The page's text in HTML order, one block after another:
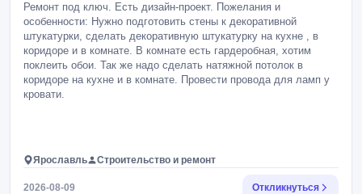
Ремонт под ключ. Есть дизайн-проект. Пожелания и
особенности: Нужно подготовить стены к декоративной
штукатурки, сделать декоративную штукатурку на кухне , в
коридоре и в комнате. В комнате есть гардеробная, хотим
поклеить обои. Так же надо сделать натяжной потолок в
коридоре на кухне и в комнате. Провести провода для ламп у
кровати.
Ярославль Строительство и ремонт
2026-08-09 Откликнуться